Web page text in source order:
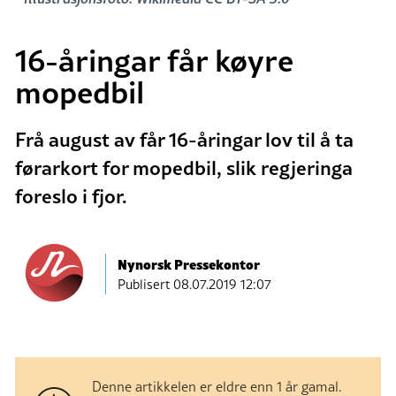
16-åringar får køyre
mopedbil
Frå august av får 16-åringar lov til å ta
førarkort for mopedbil, slik regjeringa
foreslo i fjor.
Nynorsk Pressekontor
Publisert08.07.2019 12:07
Denne artikkelen er eldre enn 1 år gamal.